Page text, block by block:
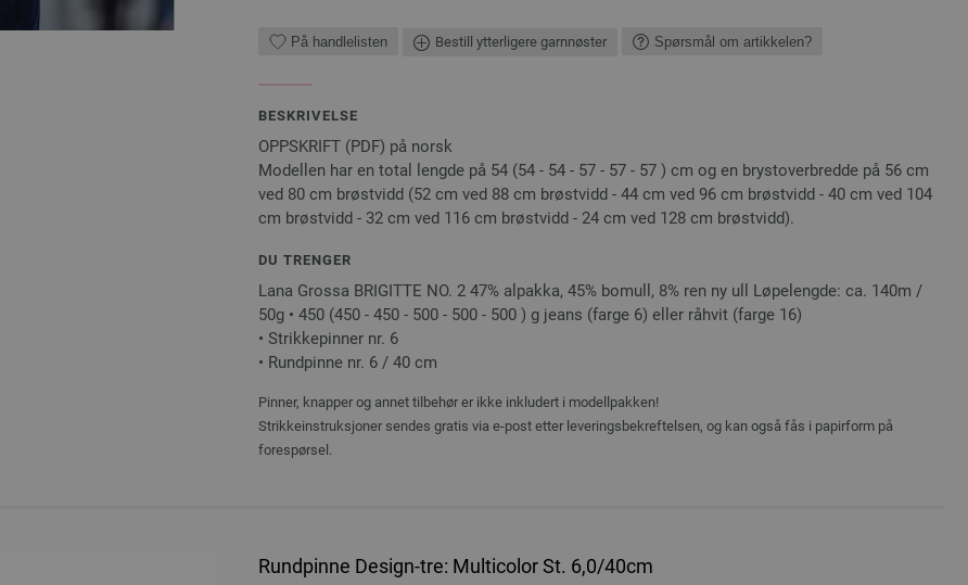
På handlelisten Bestill ytterligere garnnøster Spørsmål om artikkelen?
BESKRIVELSE
OPPSKRIFT (PDF) på norsk
Modellen har en total lengde på 54 (54 - 54 - 57 - 57 - 57 ) cm og en brystoverbredde på 56 cm
ved 80 cm brøstvidd (52 cm ved 88 cm brøstvidd - 44 cm ved 96 cm brøstvidd - 40 cm ved 104
cm brøstvidd - 32 cm ved 116 cm brøstvidd - 24 cm ved 128 cm brøstvidd).
DU TRENGER
Lana Grossa BRIGITTE NO. 2 47% alpakka, 45% bomull, 8% ren ny ull Løpelengde: ca. 140m /
50g • 450 (450 - 450 - 500 - 500 - 500 ) g jeans (farge 6) eller råhvit (farge 16)
• Strikkepinner nr. 6
• Rundpinne nr. 6 / 40 cm
Pinner, knapper og annet tilbehør er ikke inkludert i modellpakken!
Strikkeinstruksjoner sendes gratis via e-post etter leveringsbekreftelsen, og kan også fås i papirform på
forespørsel.
Rundpinne Design-tre: Multicolor St. 6,0/40cm